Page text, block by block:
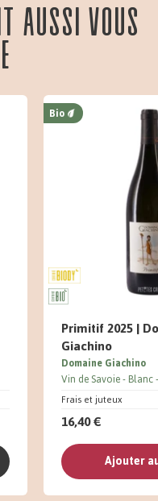
aussi vous
Bio
Primitif 2025 |
Giachino
Frais et juteux
Domaine Giachino
Vin de Savoie Blanc
16,40 €
Ajouter